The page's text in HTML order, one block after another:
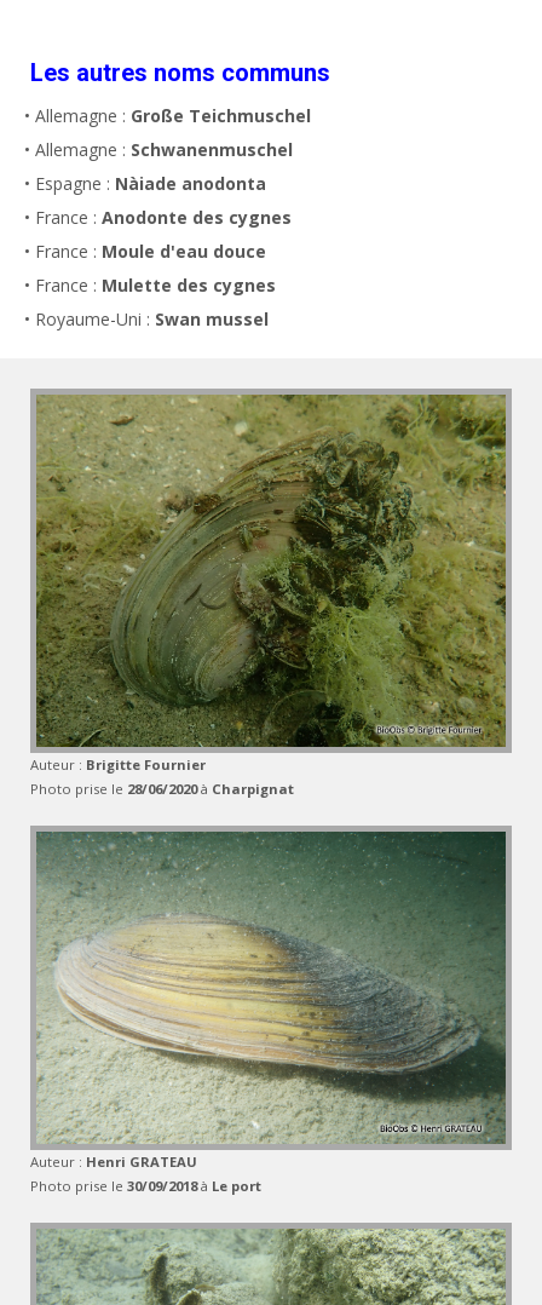
Les autres noms communs
• Allemagne : Große Teichmuschel
• Allemagne : Schwanenmuschel
• Espagne : Nàiade anodonta
• France : Anodonte des cygnes
• France : Moule d'eau douce
• France : Mulette des cygnes
• Royaume-Uni : Swan mussel
Auteur : Brigitte Fournier
Photo prise le 28/06/2020à Charpignat
Auteur : Henri GRATEAU
Photo prise le 30/09/2018à Le port